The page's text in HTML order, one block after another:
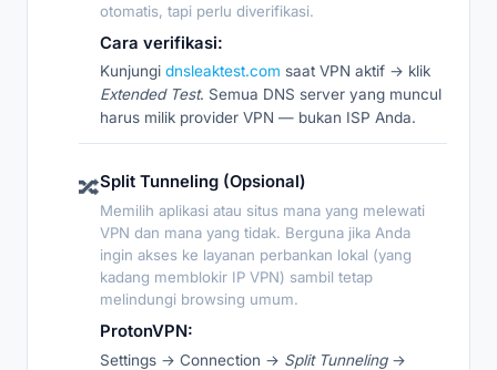
otomatis, tapi perlu diverifikasi.
Cara verifikasi:
Kunjungi dnsleaktest.com saat VPN aktif → klik
Extended Test. Semua DNS server yang muncul
harus milik provider VPN — bukan ISP Anda.
🔀Split Tunneling (Opsional)
Memilih aplikasi atau situs mana yang melewati
VPN dan mana yang tidak. Berguna jika Anda
ingin akses ke layanan perbankan lokal (yang
kadang memblokir IP VPN) sambil tetap
melindungi browsing umum.
ProtonVPN:
Settings → Connection → Split Tunneling→